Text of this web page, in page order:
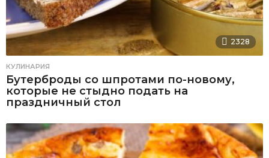
2328
КУЛИНАРИЯ
Бутерброды со шпротами по-новому,
которые не стыдно подать на
праздничный стол